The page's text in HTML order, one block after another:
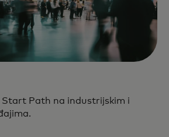
Start Path na industrijskim i